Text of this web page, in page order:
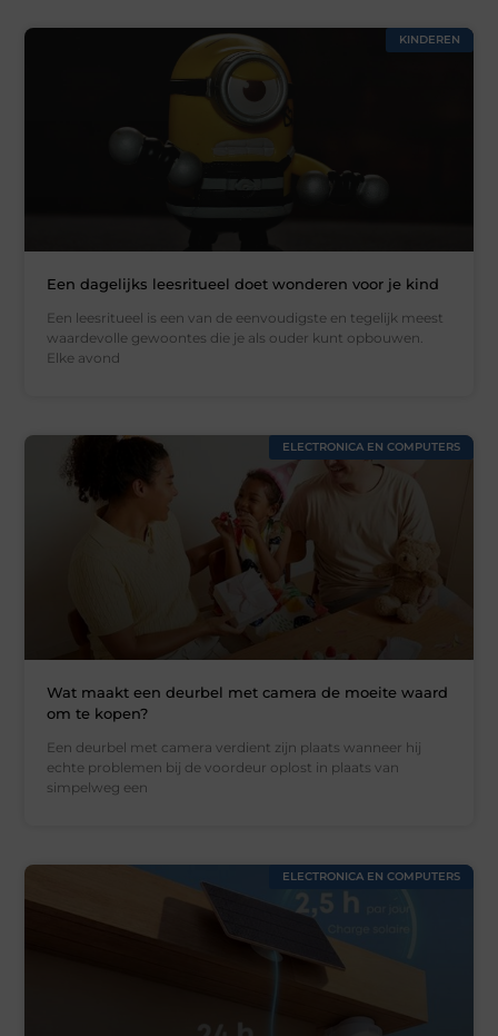
KINDEREN
Een dagelijks leesritueel doet wonderen voor je kind
Een leesritueel is een van de eenvoudigste en tegelijk meest
waardevolle gewoontes die je als ouder kunt opbouwen.
Elke avond
ELECTRONICA EN COMPUTERS
Wat maakt een deurbel met camera de moeite waard
om te kopen?
Een deurbel met camera verdient zijn plaats wanneer hij
echte problemen bij de voordeur oplost in plaats van
simpelweg een
ELECTRONICA EN COMPUTERS